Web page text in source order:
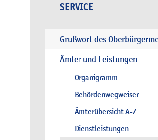
SERVICE
Grußwort des
Ämter und Leistungen
Organigramm
Behördenwegweiser
Ämterübersicht A-Z
Dienstleistungen